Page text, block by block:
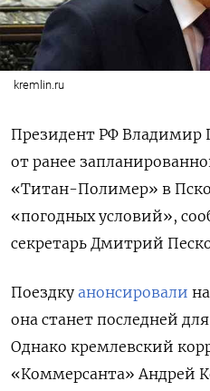
kremlin.ru
Президент РФ Владимир
от ранее
«Титан-Полимер» в
«погодных условий»,
секретарь Дмитрий
Поездку анонсировали
она станет последней
Однако кремлевский
«Коммерсанта» Андрей